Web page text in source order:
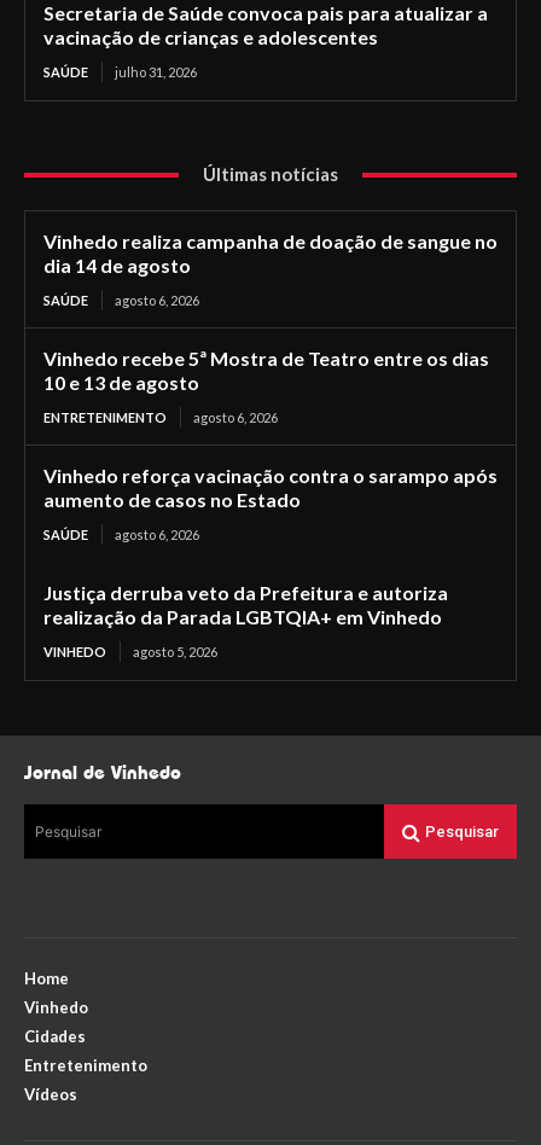
Secretaria de Saúde convoca pais para atualizar a
vacinação de crianças e adolescentes
SAÚDE julho 31, 2026
Últimas notícias
Vinhedo realiza campanha de doação de sangue no
dia 14 de agosto
SAÚDE agosto 6, 2026
Vinhedo recebe 5ª Mostra de Teatro entre os dias
10 e 13 de agosto
ENTRETENIMENTO agosto 6, 2026
Vinhedo reforça vacinação contra o sarampo após
aumento de casos no Estado
SAÚDE agosto 6, 2026
Justiça derruba veto da Prefeitura e autoriza
realização da Parada LGBTQIA+ em Vinhedo
VINHEDO agosto 5, 2026
Jornal de Vinhedo
Pesquisar Pesquisar
Home
Vinhedo
Cidades
Entretenimento
Vídeos